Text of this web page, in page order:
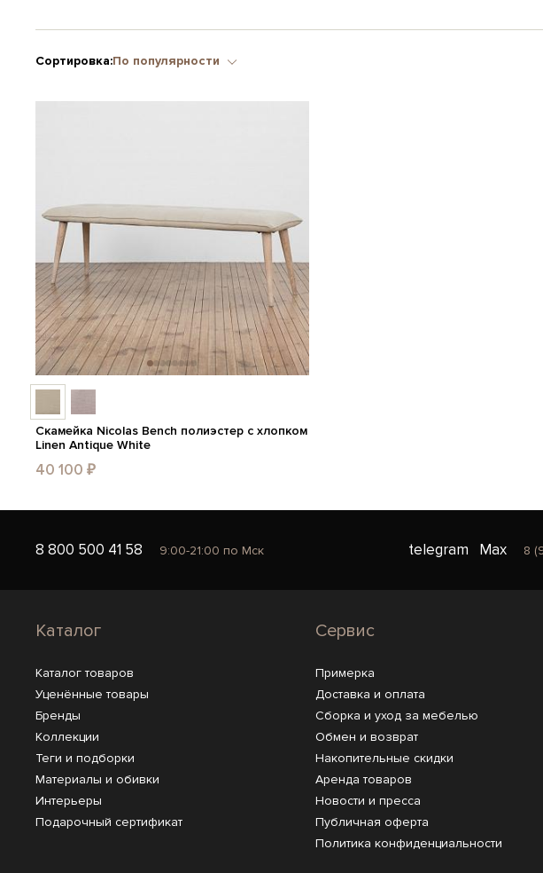
Сортировка:По популярности
Скамейка Nicolas Bench полиэстер с хлопком
Linen Antique White
40 100 ₽
8 800 500 41 58 9:00-21:00 по Мск telegram Max 8
Каталог
Каталог товаров
Уценённые товары
Бренды
Коллекции
Теги и подборки
Материалы и обивки
Интерьеры
Подарочный сертификат
Сервис
Примерка
Доставка и оплата
Сборка и уход за мебелью
Обмен и возврат
Накопительные скидки
Аренда товаров
Новости и пресса
Публичная оферта
Политика конфиденциальности